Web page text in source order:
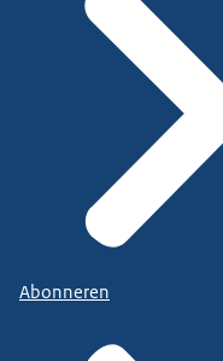
Abonneren